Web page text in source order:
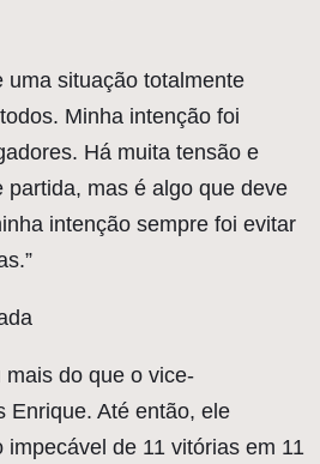
uma situação totalmente
Minha intenção foi
Há muita tensão e
partida, mas é algo que deve
intenção sempre foi evitar
do que o vice-
Enrique. Até então, ele
impecável de 11 vitórias em 11